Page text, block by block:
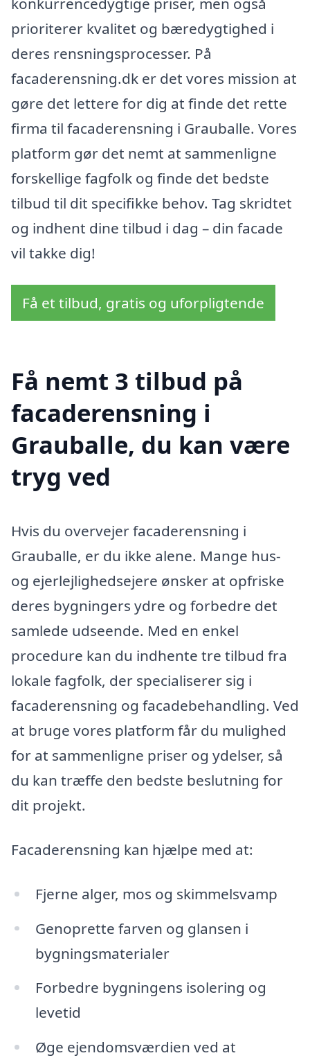
prioriterer kvalitet og bæredygtighed i
deres rensningsprocesser. På
facaderensning.dk er det vores mission at
gøre det lettere for dig at finde det rette
firma til facaderensning i Grauballe. Vores
platform gør det nemt at sammenligne
forskellige fagfolk og finde det bedste
tilbud til dit specifikke behov. Tag skridtet
og indhent dine tilbud i dag – din facade
vil takke dig!
Få et tilbud, gratis og uforpligtende
Få nemt 3 tilbud på
facaderensning i
Grauballe, du kan være
tryg ved
Hvis du overvejer facaderensning i
Grauballe, er du ikke alene. Mange hus-
og ejerlejlighedsejere ønsker at opfriske
deres bygningers ydre og forbedre det
samlede udseende. Med en enkel
procedure kan du indhente tre tilbud fra
lokale fagfolk, der specialiserer sig i
facaderensning og facadebehandling. Ved
at bruge vores platform får du mulighed
for at sammenligne priser og ydelser, så
du kan træffe den bedste beslutning for
dit projekt.
Facaderensning kan hjælpe med at:
Fjerne alger, mos og skimmelsvamp
Genoprette farven og glansen i
bygningsmaterialer
Forbedre bygningens isolering og
levetid
Øge ejendomsværdien ved at